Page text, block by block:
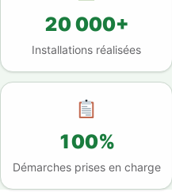
20 000+
Installations réalisées
100%
Démarches prises en charge